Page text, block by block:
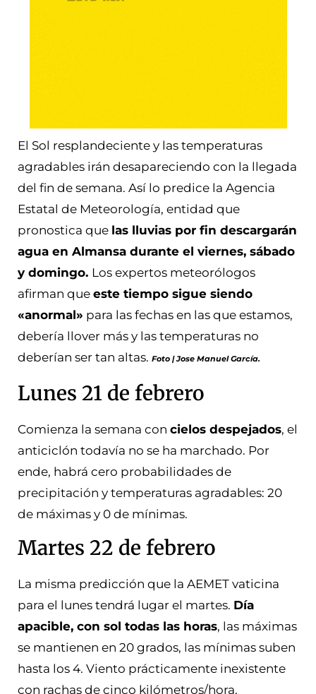
El Sol resplandeciente y las temperaturas
agradables irán desapareciendo con la llegada
del fin de semana. Así lo predice la Agencia
Estatal de Meteorología, entidad que
pronostica que las lluvias por fin descargarán
agua en Almansa durante el viernes, sábado
y domingo. Los expertos meteorólogos
afirman que este tiempo sigue siendo
«anormal» para las fechas en las que estamos,
debería llover más y las temperaturas no
deberían ser tan altas. Foto | Jose Manuel García.
Lunes 21 de febrero
Comienza la semana con cielos despejados, el
anticiclón todavía no se ha marchado. Por
ende, habrá cero probabilidades de
precipitación y temperaturas agradables: 20
de máximas y 0 de mínimas.
Martes 22 de febrero
La misma predicción que la AEMET vaticina
para el lunes tendrá lugar el martes. Día
apacible, con sol todas las horas, las máximas
se mantienen en 20 grados, las mínimas suben
hasta los 4. Viento prácticamente inexistente
con rachas de cinco kilómetros/hora.